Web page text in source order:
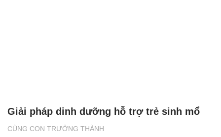
CÙNG CON TRƯỞNG THÀNH
Giải pháp dinh dưỡng hỗ trợ trẻ sinh mổ